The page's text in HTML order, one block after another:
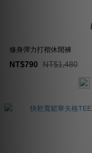
修身彈力打褶休閒褲
NT$790 NT$1,480